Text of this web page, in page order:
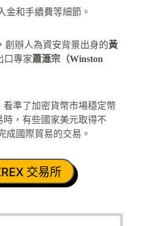
金和手續費等細節。
創辦人為資安背景出身的黃
口專家蕭滙宗（Winston
準了加密貨幣市場穩定幣
，有些國家美元取得不
成國際貿易的交易。
交易所